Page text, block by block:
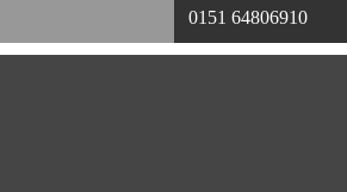
0151 64806910